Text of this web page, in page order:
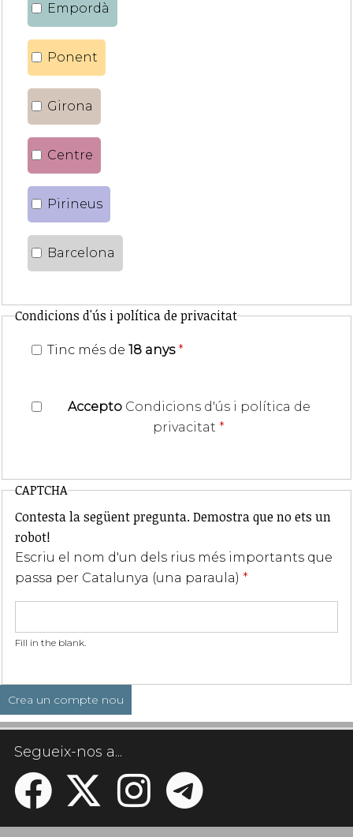
Empordà
Ponent
Girona
Centre
Pirineus
Barcelona
Condicions d'ús i política de privacitat
Tinc més de 18 anys *
Accepto Condicions d'ús i política de
privacitat *
CAPTCHA
Contesta la següent pregunta. Demostra que no ets un
robot!
Escriu el nom d'un dels rius més importants que
passa per Catalunya (una paraula) *
Fill in the blank.
Segueix-nos a...